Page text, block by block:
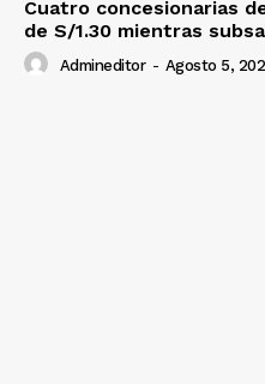
Cuatro concesionarias
de S/1.30 mientras
Admineditor - Agosto 5,